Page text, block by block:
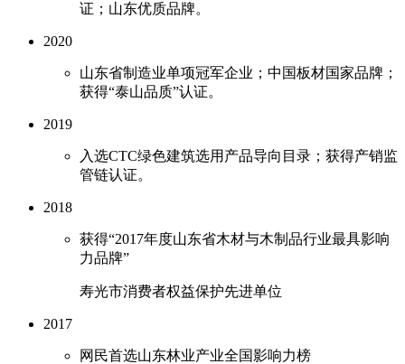
证；山东优质品牌。
2020
山东省制造业单项冠军企业；中国板材国家品牌；
获得“泰山品质”认证。
2019
入选CTC绿色建筑选用产品导向目录；获得产销监
管链认证。
2018
获得“2017年度山东省木材与木制品行业最具影响
力品牌”
寿光市消费者权益保护先进单位
2017
网民首选山东林业产业全国影响力榜